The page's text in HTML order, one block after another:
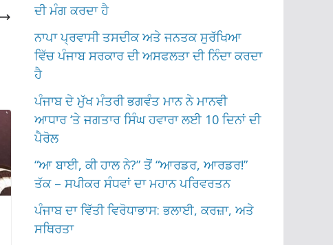
ਦੀ ਮੰਗ ਕਰਦਾ ਹੈ
ਨਾਪਾ ਪ੍ਰਵਾਸੀ ਤਸਦੀਕ ਅਤੇ ਜਨਤਕ ਸੁਰੱਖਿਆ
ਵਿੱਚ ਪੰਜਾਬ ਸਰਕਾਰ ਦੀ ਅਸਫਲਤਾ ਦੀ ਨਿੰਦਾ ਕਰਦਾ
ਹੈ
ਪੰਜਾਬ ਦੇ ਮੁੱਖ ਮੰਤਰੀ ਭਗਵੰਤ ਮਾਨ ਨੇ ਮਾਨਵੀ
ਆਧਾਰ ‘ਤੇ ਜਗਤਾਰ ਸਿੰਘ ਹਵਾਰਾ ਲਈ 10 ਦਿਨਾਂ ਦੀ
ਪੈਰੋਲ
“ਆ ਬਾਈ, ਕੀ ਹਾਲ ਨੇ?” ਤੋਂ “ਆਰਡਰ, ਆਰਡਰ!”
ਤੱਕ – ਸਪੀਕਰ ਸੰਧਵਾਂ ਦਾ ਮਹਾਨ ਪਰਿਵਰਤਨ
ਪੰਜਾਬ ਦਾ ਵਿੱਤੀ ਵਿਰੋਧਾਭਾਸ: ਭਲਾਈ, ਕਰਜ਼ਾ, ਅਤੇ
ਸਥਿਰਤਾ